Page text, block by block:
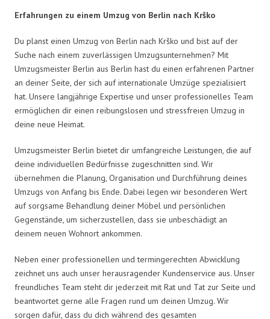
Erfahrungen zu einem Umzug von Berlin nach Krško
Du planst einen Umzug von Berlin nach Krško und bist auf der
Suche nach einem zuverlässigen Umzugsunternehmen? Mit
Umzugsmeister Berlin aus Berlin hast du einen erfahrenen Partner
an deiner Seite, der sich auf internationale Umzüge spezialisiert
hat. Unsere langjährige Expertise und unser professionelles Team
ermöglichen dir einen reibungslosen und stressfreien Umzug in
deine neue Heimat.
Umzugsmeister Berlin bietet dir umfangreiche Leistungen, die auf
deine individuellen Bedürfnisse zugeschnitten sind. Wir
übernehmen die Planung, Organisation und Durchführung deines
Umzugs von Anfang bis Ende. Dabei legen wir besonderen Wert
auf sorgsame Behandlung deiner Möbel und persönlichen
Gegenstände, um sicherzustellen, dass sie unbeschädigt an
deinem neuen Wohnort ankommen.
Neben einer professionellen und termingerechten Abwicklung
zeichnet uns auch unser herausragender Kundenservice aus. Unser
freundliches Team steht dir jederzeit mit Rat und Tat zur Seite und
beantwortet gerne alle Fragen rund um deinen Umzug. Wir
sorgen dafür, dass du dich während des gesamten